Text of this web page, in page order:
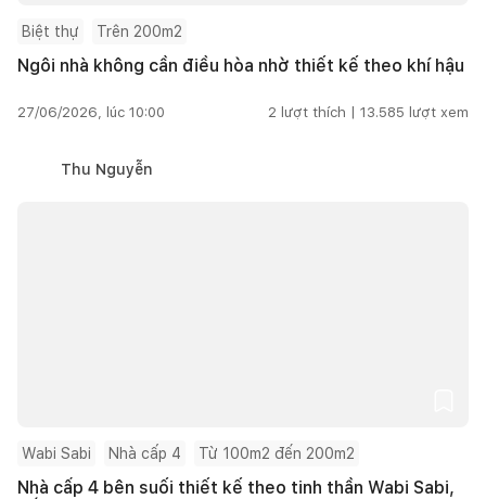
Biệt thự Trên 200m2
Ngôi nhà không cần điều hòa nhờ thiết kế theo khí hậu
27/06/2026, lúc 10:00 2 lượt thích | 13.585 lượt xem
Thu Nguyễn
Wabi Sabi Nhà cấp 4 Từ 100m2 đến 200m2
Nhà cấp 4 bên suối thiết kế theo tinh thần Wabi Sabi,